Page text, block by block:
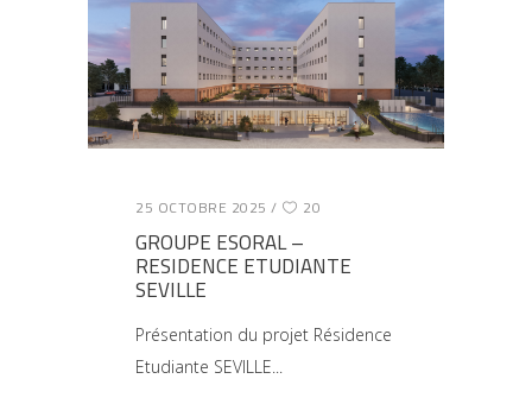
25 OCTOBRE 2025 20
GROUPE ESORAL –
RESIDENCE ETUDIANTE
SEVILLE
Présentation du projet Résidence
Etudiante SEVILLE